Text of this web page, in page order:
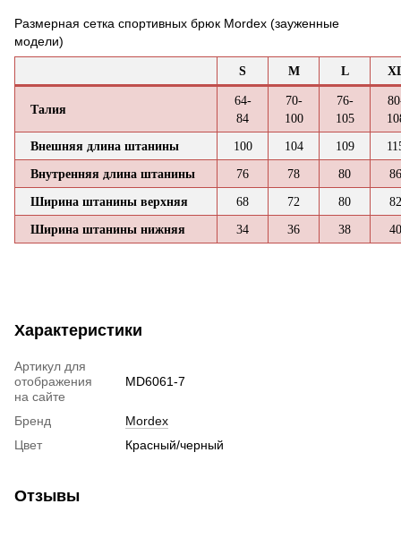
Размерная сетка спортивных брюк Mordex (зауженные
модели)
S M L
Талия
64-
84
70-
100
76-
105
Внешняя длина штанины 100 104 109
Внутренняя длина штанины 76 78 80 86
Ширина штанины верхняя 68 72 80 82
Ширина штанины нижняя 34 36 38 40
Характеристики
Артикул для
отображения
на сайте
MD6061-7
Бренд
Mordex
Цвет
Красный/черный
Отзывы